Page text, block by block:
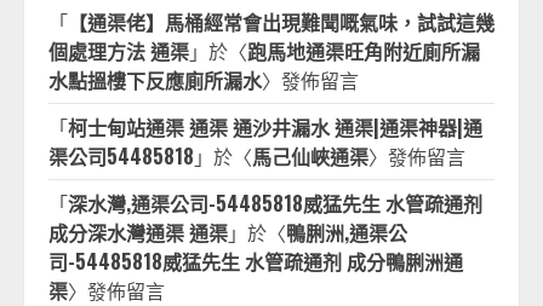
「 【通渠佬】馬桶經常會出現難聞嘅氣味，試試這幾
個處理方法 通渠」於〈跑馬地通渠旺角附近廁所漏
水點搵樓下反應廁所漏水〉發佈留言
「柯士甸站通渠 通渠 通沙井漏水 通渠|通渠神器|通
渠公司54485818 」於〈馬己仙峽通渠〉發佈留言
「深水灣,通渠公司-54485818威猛先生 水管疏通剂
成分深水灣通渠 通渠」於〈鴨脷洲,通渠公
司-54485818威猛先生 水管疏通剂 成分鴨脷洲通
渠〉發佈留言